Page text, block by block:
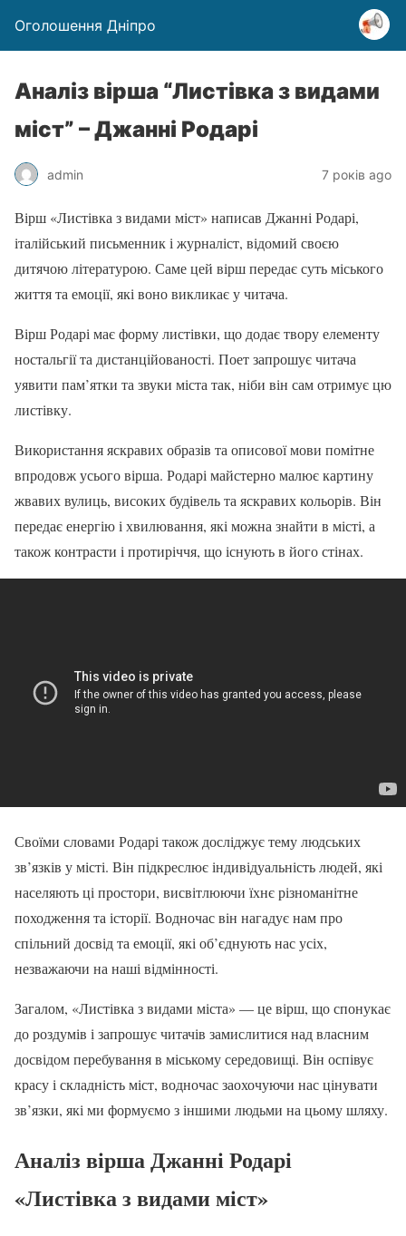
Оголошення Дніпро
Аналіз вірша “Листівка з видами
міст” – Джанні Родарі
admin 7 років ago
Вірш «Листівка з видами міст» написав Джанні Родарі,
італійський письменник і журналіст, відомий своєю
дитячою літературою. Саме цей вірш передає суть міського
життя та емоції, які воно викликає у читача.
Вірш Родарі має форму листівки, що додає твору елементу
ностальгії та дистанційованості. Поет запрошує читача
уявити пам’ятки та звуки міста так, ніби він сам отримує цю
листівку.
Використання яскравих образів та описової мови помітне
впродовж усього вірша. Родарі майстерно малює картину
жвавих вулиць, високих будівель та яскравих кольорів. Він
передає енергію і хвилювання, які можна знайти в місті, а
також контрасти і протиріччя, що існують в його стінах.
Своїми словами Родарі також досліджує тему людських
зв’язків у місті. Він підкреслює індивідуальність людей, які
населяють ці простори, висвітлюючи їхнє різноманітне
походження та історії. Водночас він нагадує нам про
спільний досвід та емоції, які об’єднують нас усіх,
незважаючи на наші відмінності.
Загалом, «Листівка з видами міста» — це вірш, що спонукає
до роздумів і запрошує читачів замислитися над власним
досвідом перебування в міському середовищі. Він оспівує
красу і складність міст, водночас заохочуючи нас цінувати
зв’язки, які ми формуємо з іншими людьми на цьому шляху.
Аналіз вірша Джанні Родарі
«Листівка з видами міст»